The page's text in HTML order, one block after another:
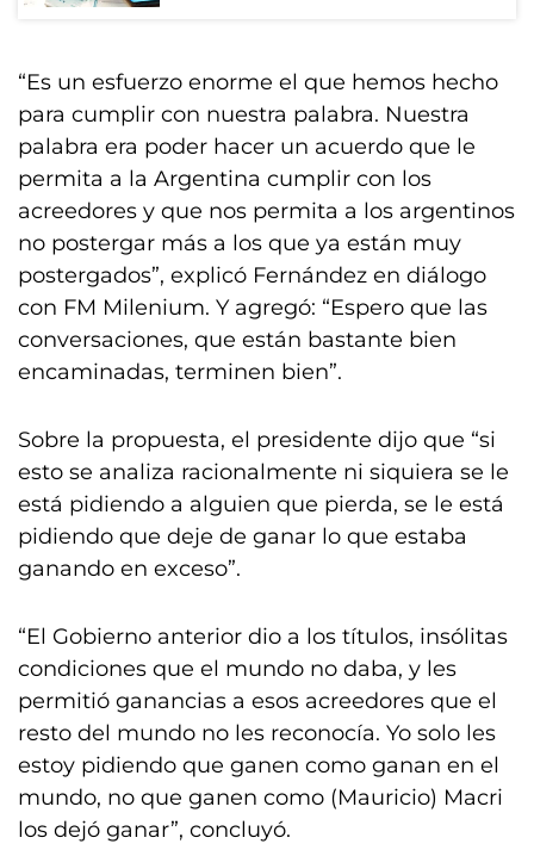
“Es un esfuerzo enorme el que hemos hecho
para cumplir con nuestra palabra. Nuestra
palabra era poder hacer un acuerdo que le
permita a la Argentina cumplir con los
acreedores y que nos permita a los argentinos
no postergar más a los que ya están muy
postergados”, explicó Fernández en diálogo
con FM Milenium. Y agregó: “Espero que las
conversaciones, que están bastante bien
encaminadas, terminen bien”.
Sobre la propuesta, el presidente dijo que “si
esto se analiza racionalmente ni siquiera se le
está pidiendo a alguien que pierda, se le está
pidiendo que deje de ganar lo que estaba
ganando en exceso”.
“El Gobierno anterior dio a los títulos, insólitas
condiciones que el mundo no daba, y les
permitió ganancias a esos acreedores que el
resto del mundo no les reconocía. Yo solo les
estoy pidiendo que ganen como ganan en el
mundo, no que ganen como (Mauricio) Macri
los dejó ganar”, concluyó.